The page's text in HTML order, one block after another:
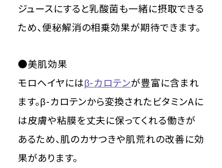
ジュースにすると乳酸菌も一緒に摂取できる
ため、便秘解消の相乗効果が期待できます。
●美肌効果
モロヘイヤにはβ-カロテンが豊富に含まれ
ます。β-カロテンから変換されたビタミンAに
は皮膚や粘膜を丈夫に保ってくれる働きが
あるため、肌のカサつきや肌荒れの改善に効
果があります。